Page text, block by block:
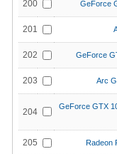
200 GeForce
201
202 GeForce
203 Arc
204
GeForce GTX
205 Radeon